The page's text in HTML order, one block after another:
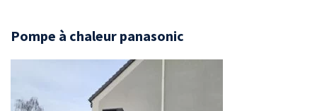
Pompe à chaleur panasonic